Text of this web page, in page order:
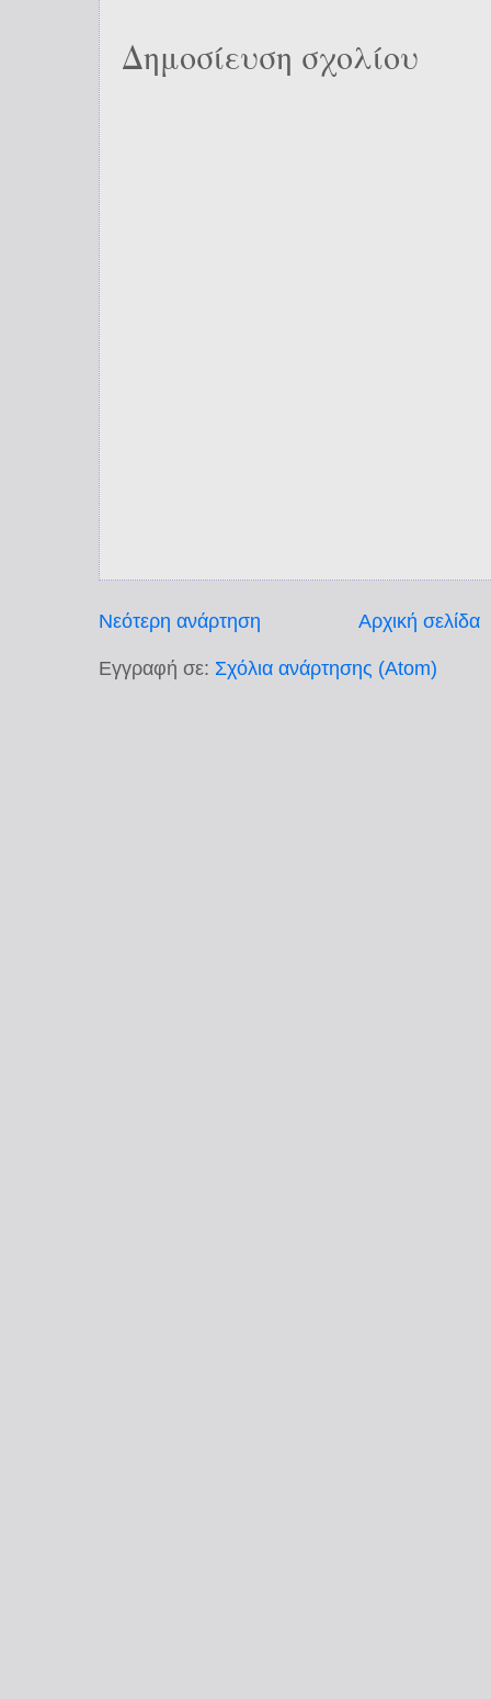
Δημοσίευση σχολίου
Νεότερη ανάρτηση Αρχική σελίδα
Εγγραφή σε: Σχόλια ανάρτησης (Atom)